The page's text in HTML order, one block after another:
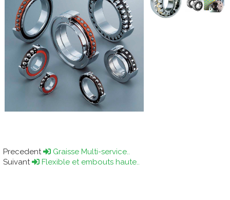
Precedent
Graisse Multi-service..
Suivant
Flexible et embouts haute..